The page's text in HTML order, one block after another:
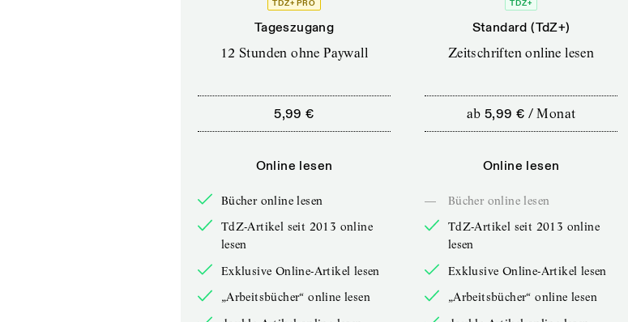
TDZ+ PRO
Tageszugang
12 Stunden ohne Paywall
5,99 €
Online lesen
Bücher online lesen
TdZ-Artikel seit 2013 online
lesen
Exklusive Online-Artikel lesen
„Arbeitsbücher“ online lesen
TDZ+
Standard (TdZ+)
Zeitschriften online lesen
ab 5,99 € /Monat
Online lesen
—
Bücher online lesen
TdZ-Artikel seit 2013 online
lesen
Exklusive Online-Artikel lesen
„Arbeitsbücher“ online lesen